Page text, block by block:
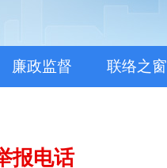
廉政监督 联络之窗
报电话